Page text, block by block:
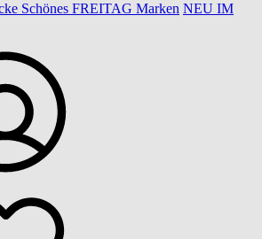
Schönes FREITAG Marken NEU IM